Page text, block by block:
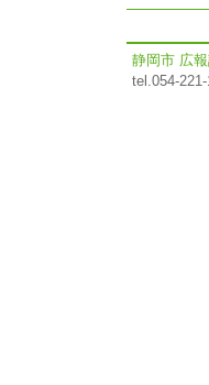
静岡市 広
tel.054-